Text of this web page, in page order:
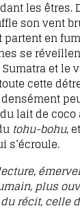
les êtres.
son vent
partent en
se
et le
cette
lait de coco
tohu-bohu,
s’écroule.
plus
récit, celle